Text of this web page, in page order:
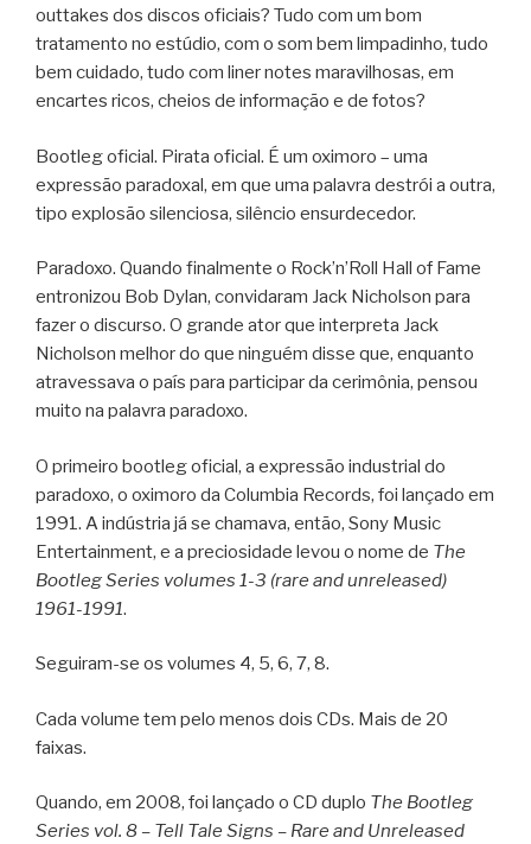
outtakes dos discos oficiais? Tudo com um bom
tratamento no estúdio, com o som bem limpadinho, tudo
bem cuidado, tudo com liner notes maravilhosas, em
encartes ricos, cheios de informação e de fotos?
Bootleg oficial. Pirata oficial. É um oximoro – uma
expressão paradoxal, em que uma palavra destrói a outra,
tipo explosão silenciosa, silêncio ensurdecedor.
Paradoxo. Quando finalmente o Rock’n’Roll Hall of Fame
entronizou Bob Dylan, convidaram Jack Nicholson para
fazer o discurso. O grande ator que interpreta Jack
Nicholson melhor do que ninguém disse que, enquanto
atravessava o país para participar da cerimônia, pensou
muito na palavra paradoxo.
O primeiro bootleg oficial, a expressão industrial do
paradoxo, o oximoro da Columbia Records, foi lançado em
1991. A indústria já se chamava, então, Sony Music
Entertainment, e a preciosidade levou o nome de The
Bootleg Series volumes 1-3 (rare and unreleased)
1961-1991.
Seguiram-se os volumes 4, 5, 6, 7, 8.
Cada volume tem pelo menos dois CDs. Mais de 20
faixas.
Quando, em 2008, foi lançado o CD duplo The Bootleg
Series vol. 8 – Tell Tale Signs – Rare and Unreleased